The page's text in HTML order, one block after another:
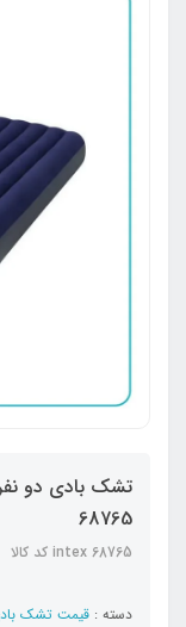
68765
intex 68765 کد کالا
دسته : قیمت تشک